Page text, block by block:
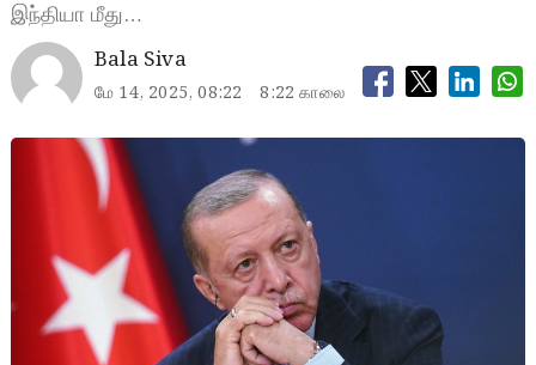
இந்தியா மீது…
Bala Siva
மே 14, 2025, 08:22 8:22 காலை